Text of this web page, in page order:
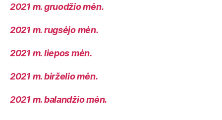
2021 m. gruodžio mėn.
2021 m. rugsėjo mėn.
2021 m. liepos mėn.
2021 m. birželio mėn.
2021 m. balandžio mėn.